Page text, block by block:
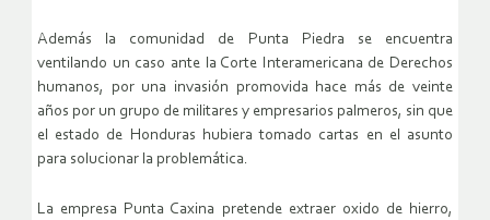
Además la comunidad de Punta Piedra se encuentra
ventilando un caso ante la Corte Interamericana de Derechos
humanos, por una invasión promovida hace más de veinte
años por un grupo de militares y empresarios palmeros, sin que
el estado de Honduras hubiera tomado cartas en el asunto
para solucionar la problemática.
La empresa Punta Caxina pretende extraer oxido de hierro,